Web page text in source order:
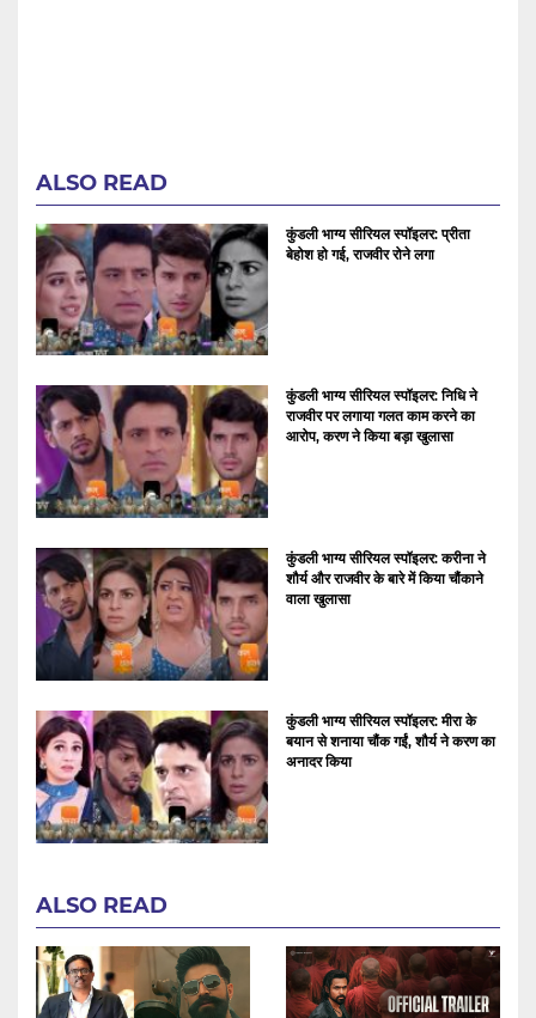
ALSO READ
कुंडली भाग्य सीरियल स्पॉइलर: प्रीता
बेहोश हो गई, राजवीर रोने लगा
कुंडली भाग्य सीरियल स्पॉइलर: निधि ने
राजवीर पर लगाया गलत काम करने का
आरोप, करण ने किया बड़ा खुलासा
कुंडली भाग्य सीरियल स्पॉइलर: करीना ने
शौर्य और राजवीर के बारे में किया चौंकाने
वाला खुलासा
कुंडली भाग्य सीरियल स्पॉइलर: मीरा के
बयान से शनाया चौंक गईं, शौर्य ने करण का
अनादर किया
ALSO READ